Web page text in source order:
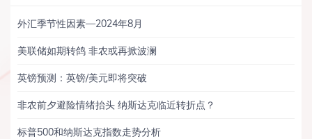
外汇季节性因素—2024年8月
美联储如期转鸽 非农或再掀波澜
英镑预测：英镑/美元即将突破
非农前夕避险情绪抬头 纳斯达克临近转折点？
标普500和纳斯达克指数走势分析